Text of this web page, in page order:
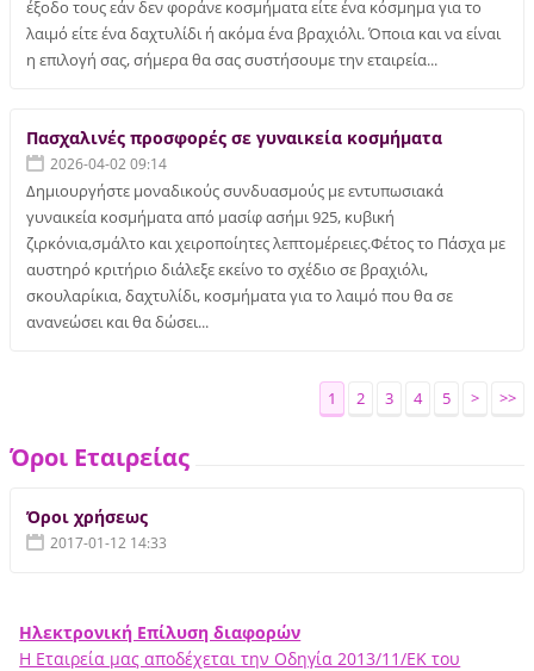
έξοδο τους εάν δεν φοράνε κοσμήματα είτε ένα κόσμημα για το
λαιμό είτε ένα δαχτυλίδι ή ακόμα ένα βραχιόλι. Όποια και να είναι
η επιλογή σας, σήμερα θα σας συστήσουμε την εταιρεία...
Πασχαλινές προσφορές σε γυναικεία κοσμήματα
2026-04-02 09:14
Δημιουργήστε μοναδικούς συνδυασμούς με εντυπωσιακά
γυναικεία κοσμήματα από μασίφ ασήμι 925, κυβική
ζιρκόνια,σμάλτο και χειροποίητες λεπτομέρειες.Φέτος το Πάσχα με
αυστηρό κριτήριο διάλεξε εκείνο το σχέδιο σε βραχιόλι,
σκουλαρίκια, δαχτυλίδι, κοσμήματα για το λαιμό που θα σε
ανανεώσει και θα δώσει...
1 2 3 4 5 > >>
Όροι Εταιρείας
Όροι χρήσεως
2017-01-12 14:33
Ηλεκτρονική Επίλυση διαφορών
Η Εταιρεία μας αποδέχεται την Οδηγία 2013/11/ΕΚ του